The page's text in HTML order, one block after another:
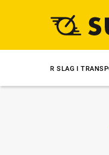
SLAG I TRANSPORT